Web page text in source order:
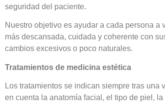
seguridad del paciente.
Nuestro objetivo es ayudar a cada persona a
más descansada, cuidada y coherente con
cambios excesivos o poco naturales.
Tratamientos de medicina estética
Los tratamientos se indican siempre tras
en cuenta la anatomía facial, el tipo de piel,